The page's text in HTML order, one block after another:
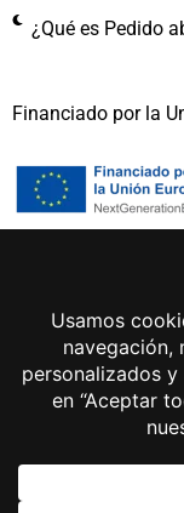
¿Qué es Pedido
Financiado por la